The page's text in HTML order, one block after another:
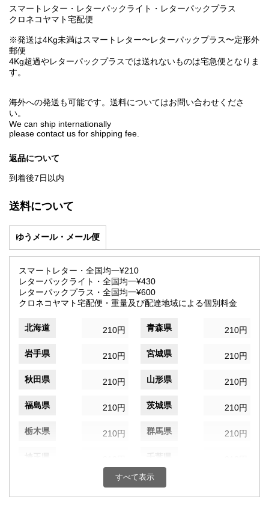
スマートレター・レターパックライト・レターパックプラス
クロネコヤマト宅配便
※発送は4Kg未満はスマートレター〜レターパックプラス〜定形外
郵便
4Kg超過やレターパックプラスでは送れないものは宅急便となりま
す。
海外への発送も可能です。送料についてはお問い合わせくださ
い。
We can ship internationally
please contact us for shipping fee.
返品について
到着後7日以内
送料について
ゆうメール・メール便
スマートレター・全国均一¥210
レターパックライト・全国均一¥430
レターパックプラス・全国均一¥600
クロネコヤマト宅配便・重量及び配達地域による個別料金
北海道 210円 青森県 210円
岩手県 210円 宮城県 210円
秋田県 210円 山形県 210円
福島県 210円 茨城県 210円
栃木県 210円 群馬県 210円
埼玉県 千葉県
210円 神奈川県
すべて表示